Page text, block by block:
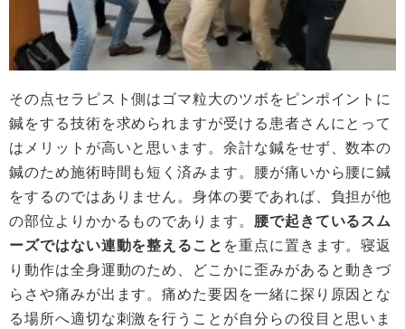
その点セラピスト側はゴマ粒大のツボをピンポイントに
鍼をする技術を求められますが受ける患者さんにとって
はメリットが高いと思います。余計な鍼をせず、数本の
鍼のため施術時間も短く済みます。腰が痛いから腰に鍼
をするのではありません。身体の要であれば、負担が他
の部位よりかかるものであります。 腰で起きているスム
ーズではない連動を整えること を重点に置きます。寝返
り動作は全身運動のため、どこかに歪みがあると動きづ
らさや痛みが出ます。痛めた要因を一緒に探り原因とな
る場所へ適切な刺激を行うことが自分らの役目と思いま